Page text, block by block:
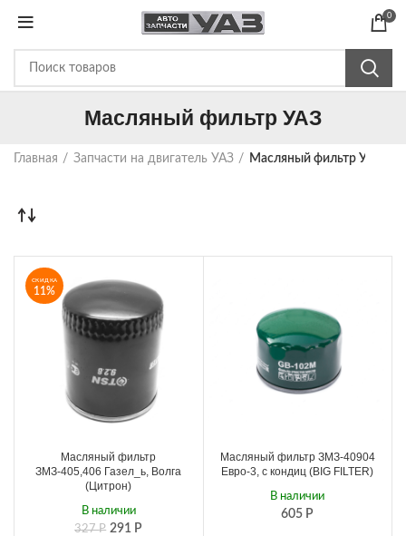
0
Масляный фильтр УАЗ
Главная Запчасти на двигатель УАЗ Масляный фильтр УАЗ
СКИДКА
11%
Масляный фильтр
ЗМЗ-405,406 Газел_ь, Волга
(Цитрон)
327Р 291 Р
В наличии
Масляный фильтр ЗМЗ-40904
Евро-3, с кондиц (BIG FILTЕR)
605 Р
В наличии